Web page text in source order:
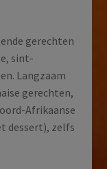
gerechten
sint-
Langzaam
gerechten,
Afrikaanse
dessert), zelfs